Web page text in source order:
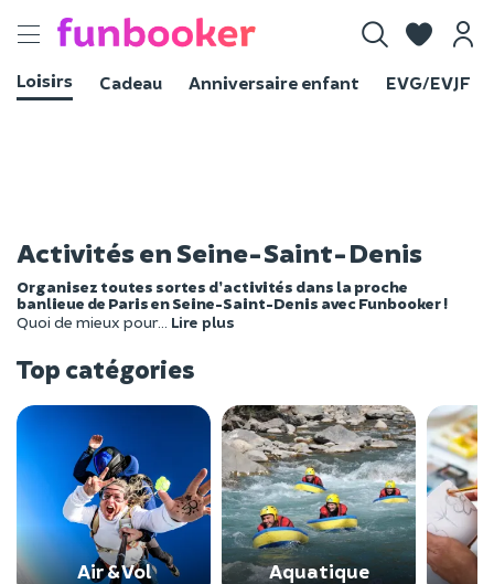
Toggle
Loisirs
Cadeau Anniversaire enfant EVG/EVJF
Activités en Seine-Saint-Denis
Organisez toutes sortes d’activités dans la proche
banlieue de Paris en Seine-Saint-Denis avec Funbooker !
Quoi de mieux pour... Lire plus
Top catégories
Air & Vol Aquatique